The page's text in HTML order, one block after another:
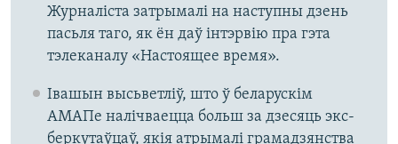
Журналіста затрымалі на наступны дзень
пасьля таго, як ён даў інтэрвію пра гэта
тэлеканалу «Настоящее время».
Івашын высьветліў, што ў беларускім
АМАПе налічваецца больш за дзесяць экс-
беркутаўцаў, якія атрымалі грамадзянства